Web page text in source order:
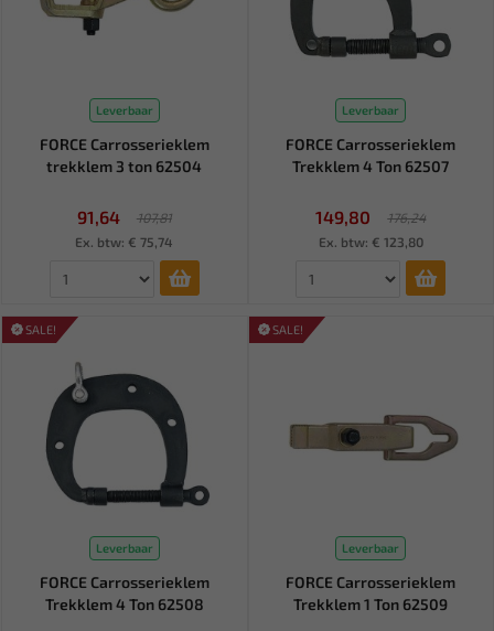
Leverbaar
FORCE Carrosserieklem
trekklem 3 ton 62504
91,64
107,81
Ex. btw: € 75,74
Leverbaar
FORCE Carrosserieklem
Trekklem 4 Ton 62507
149,80
176,24
Ex. btw: € 123,80
SALE!
Leverbaar
FORCE Carrosserieklem
Trekklem 4 Ton 62508
SALE!
Leverbaar
FORCE Carrosserieklem
Trekklem 1 Ton 62509